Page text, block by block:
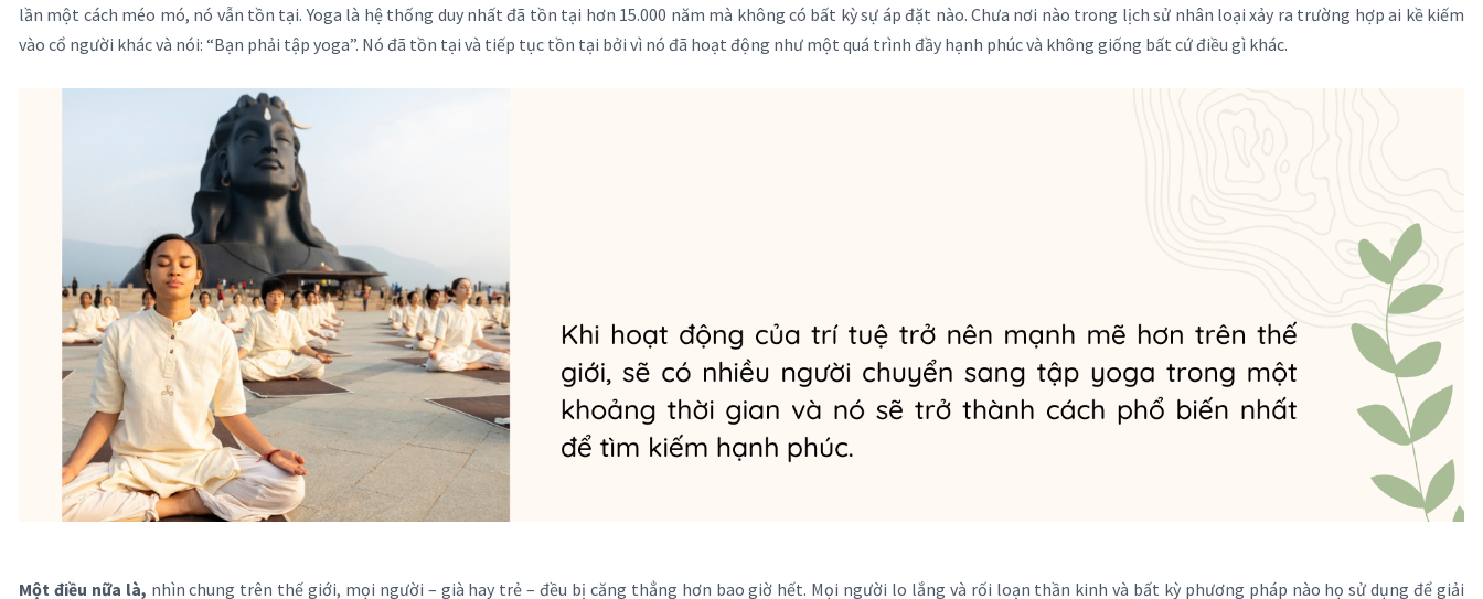
lần một cách méo mó, nó vẫn tồn tại. Yoga là hệ thống duy nhất đã tồn tại hơn 15.000 năm mà không có bất kỳ sự áp đặt nào. Chưa nơi nào trong lịch sử nhân loại xảy ra trường hợp ai kề kiếm
vào cổ người khác và nói: “Bạn phải tập yoga”. Nó đã tồn tại và tiếp tục tồn tại bởi vì nó đã hoạt động như một quá trình đầy hạnh phúc và không giống bất cứ điều gì khác.
Một điều nữa là, nhìn chung trên thế giới, mọi người – già hay trẻ – đều bị căng thẳng hơn bao giờ hết. Mọi người lo lắng và rối loạn thần kinh và bất kỳ phương pháp nào họ sử dụng để giải